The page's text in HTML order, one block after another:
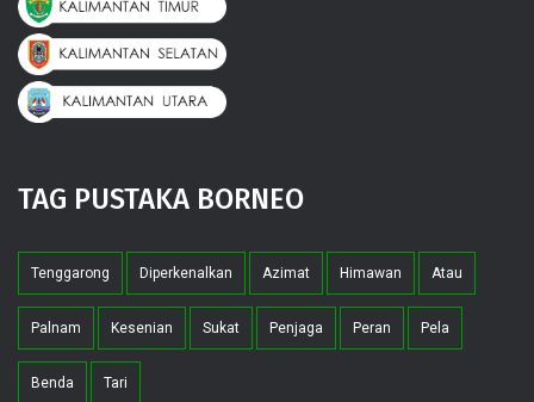
TAG PUSTAKA BORNEO
Tenggarong Diperkenalkan Azimat Himawan Atau
Palnam Kesenian Sukat Penjaga Peran Pela
Benda Tari